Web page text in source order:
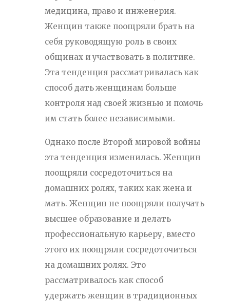
медицина, право и инженерия.
Женщин также поощряли брать на
себя руководящую роль в своих
общинах и участвовать в политике.
Эта тенденция рассматривалась как
способ дать женщинам больше
контроля над своей жизнью и помочь
им стать более независимыми.
Однако после Второй мировой войны
эта тенденция изменилась. Женщин
поощряли сосредоточиться на
домашних ролях, таких как жена и
мать. Женщин не поощряли получать
высшее образование и делать
профессиональную карьеру, вместо
этого их поощряли сосредоточиться
на домашних ролях. Это
рассматривалось как способ
удержать женщин в традиционных